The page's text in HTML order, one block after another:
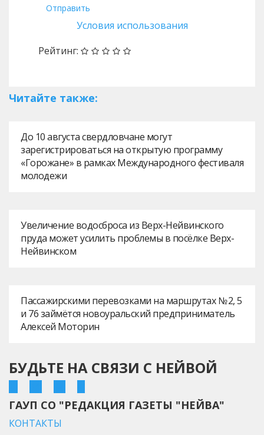
Отправить
Условия использования
Рейтинг:
Читайте также:
До 10 августа свердловчане могут
зарегистрироваться на открытую программу
«Горожане» в рамках Международного фестиваля
молодежи
Увеличение водосброса из Верх-Нейвинского
пруда может усилить проблемы в посёлке Верх-
Нейвинском
Пассажирскими перевозками на маршрутах № 2, 5
и 76 займётся новоуральский предприниматель
Алексей Моторин
БУДЬТЕ НА СВЯЗИ С НЕЙВОЙ
ГАУП СО "РЕДАКЦИЯ ГАЗЕТЫ "НЕЙВА"
КОНТАКТЫ